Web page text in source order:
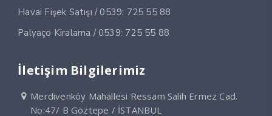
Havai Fişek Satışı / 0539: 725 55 88
Palyaço Kiralama / 0539: 725 55 88
İletişim Bilgilerimiz
Merdivenköy Mahallesi Ressam Salih Ermez Cad.
No:47/ B Göztepe / İSTANBUL